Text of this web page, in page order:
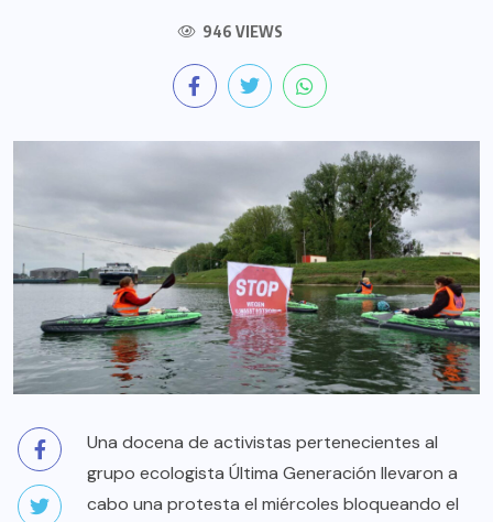
946 VIEWS
Una docena de activistas pertenecientes al
grupo ecologista Última Generación llevaron a
cabo una protesta el miércoles bloqueando el